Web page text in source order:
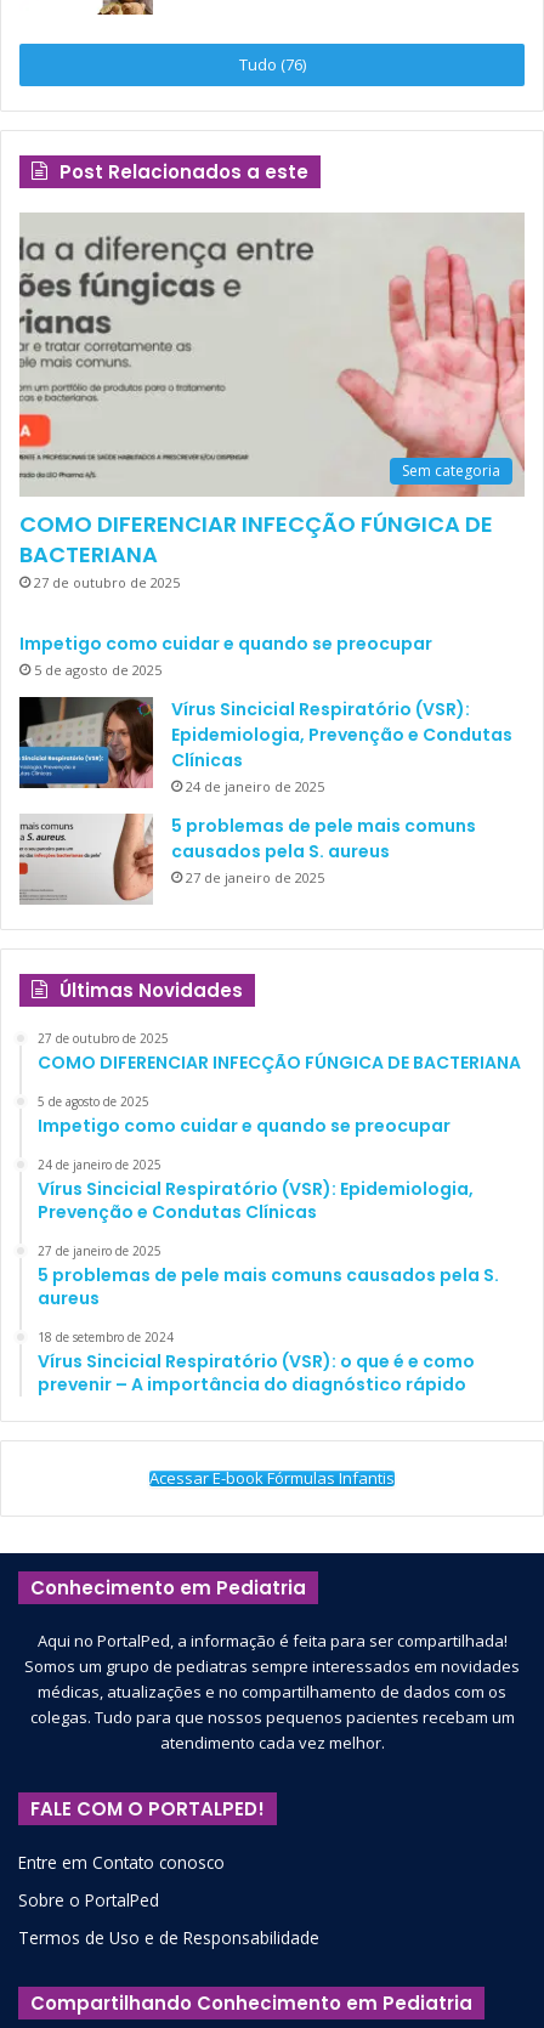
Tudo (76)
Post Relacionados a este
Sem categoria
COMO DIFERENCIAR INFECÇÃO FÚNGICA DE
BACTERIANA
27 de outubro de 2025
Impetigo como cuidar e quando se preocupar
5 de agosto de 2025
Vírus Sincicial Respiratório (VSR):
Epidemiologia, Prevenção e Condutas
Clínicas
24 de janeiro de 2025
5 problemas de pele mais comuns
causados pela S. aureus
27 de janeiro de 2025
Últimas Novidades
27 de outubro de 2025
COMO DIFERENCIAR INFECÇÃO FÚNGICA DE BACTERIANA
5 de agosto de 2025
Impetigo como cuidar e quando se preocupar
24 de janeiro de 2025
Vírus Sincicial Respiratório (VSR): Epidemiologia,
Prevenção e Condutas Clínicas
27 de janeiro de 2025
5 problemas de pele mais comuns causados pela S.
aureus
18 de setembro de 2024
Vírus Sincicial Respiratório (VSR): o que é e como
prevenir – A importância do diagnóstico rápido
Acessar E-book Fórmulas Infantis
Conhecimento em Pediatria
Aqui no PortalPed, a informação é feita para ser compartilhada!
Somos um grupo de pediatras sempre interessados em novidades
médicas, atualizações e no compartilhamento de dados com os
colegas. Tudo para que nossos pequenos pacientes recebam um
atendimento cada vez melhor.
FALE COM O PORTALPED!
Entre em Contato conosco
Sobre o PortalPed
Termos de Uso e de Responsabilidade
Compartilhando Conhecimento em Pediatria